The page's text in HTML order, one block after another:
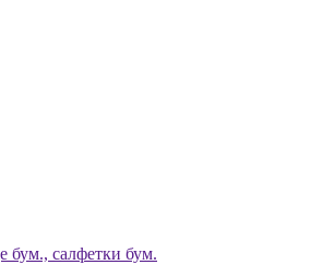
бум., салфетки бум.